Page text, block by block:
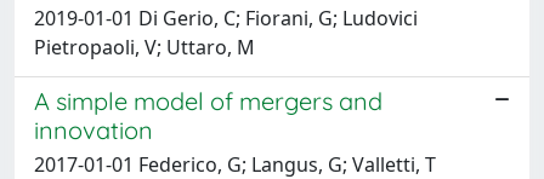
2019-01-01 Di Gerio, C; Fiorani, G; Ludovici
Pietropaoli, V; Uttaro, M
A simple model of mergers and
innovation
2017-01-01 Federico, G; Langus, G; Valletti, T